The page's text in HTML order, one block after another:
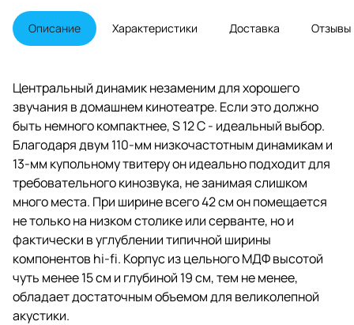
динамикам и 13-мм купольному
твитеру он идеально подходит
для требовательного кинозвука,
он помещается не только на
низком столике или серванте, но
и фактически в углублении
типичной ширины компонентов
hi-fi. Корпус из цельного МДФ
высотой чуть менее 15 см и
глубиной 19 см, тем не менее,
обладает достаточным объемом
для великолепной акустики.
Описание Характеристики Доставка Отзывы
Центральный динамик незаменим для хорошего
звучания в домашнем кинотеатре. Если это должно
быть немного компактнее, S 12 C - идеальный выбор.
Благодаря двум 110-мм низкочастотным динамикам и
13-мм купольному твитеру он идеально подходит для
требовательного кинозвука, не занимая слишком
много места. При ширине всего 42 см он помещается
не только на низком столике или серванте, но и
фактически в углублении типичной ширины
компонентов hi-fi. Корпус из цельного МДФ высотой
чуть менее 15 см и глубиной 19 см, тем не менее,
обладает достаточным объемом для великолепной
акустики.